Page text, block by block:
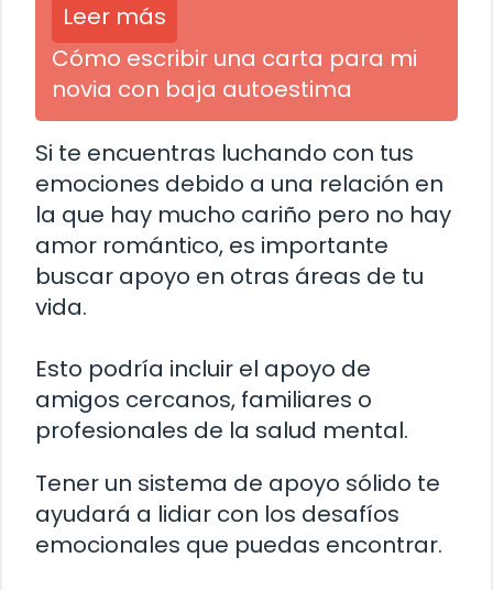
Leer más
Cómo escribir una carta para mi
novia con baja autoestima
Si te encuentras luchando con tus
emociones debido a una relación en
la que hay mucho cariño pero no hay
amor romántico, es importante
buscar apoyo en otras áreas de tu
vida.
Esto podría incluir el apoyo de
amigos cercanos, familiares o
profesionales de la salud mental.
Tener un sistema de apoyo sólido te
ayudará a lidiar con los desafíos
emocionales que puedas encontrar.